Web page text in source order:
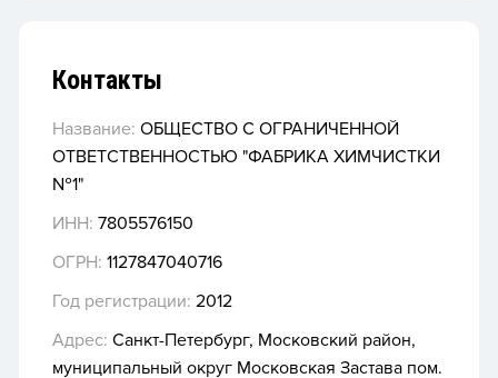
Контакты
Название: ОБЩЕСТВО С ОГРАНИЧЕННОЙ
ОТВЕТСТВЕННОСТЬЮ "ФАБРИКА ХИМЧИСТКИ
№1"
ИНН: 7805576150
ОГРН: 1127847040716
Год регистрации: 2012
Адрес: Санкт-Петербург, Московский район,
муниципальный округ Московская Застава пом.